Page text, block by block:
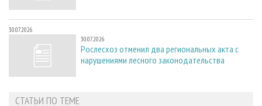
30.07.2026
30.07.2026
Рослесхоз отменил два региональных акта с
нарушениями лесного законодательства
СТАТЬИ ПО ТЕМЕ